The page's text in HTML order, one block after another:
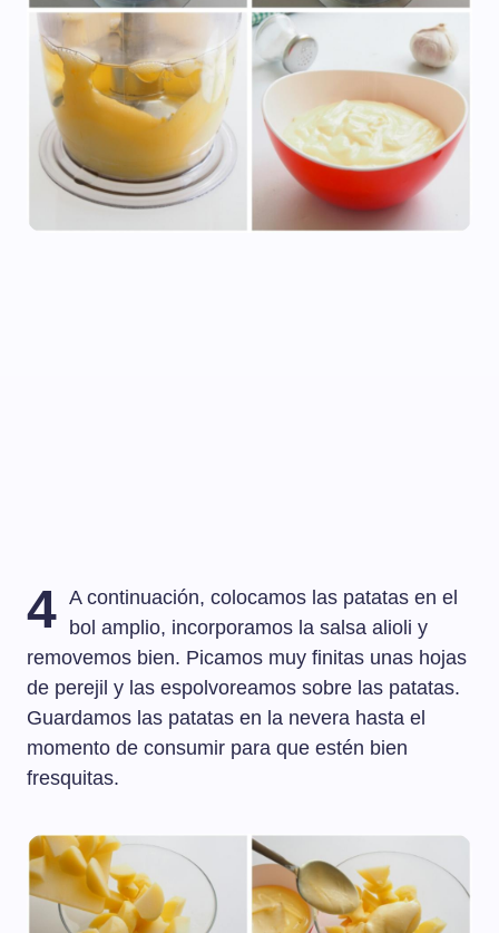
4 A continuación, colocamos las patatas en el
bol amplio, incorporamos la salsa alioli y
removemos bien. Picamos muy finitas unas hojas
de perejil y las espolvoreamos sobre las patatas.
Guardamos las patatas en la nevera hasta el
momento de consumir para que estén bien
fresquitas.